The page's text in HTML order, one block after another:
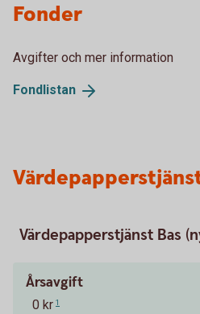
Fonder
Avgifter och mer information
Fondlistan
Värdepapperstjänst Bas
Årsavgift
0 kr 1